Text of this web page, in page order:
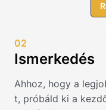
02
Ismerkedés
Ahhoz, hogy a
t, próbáld ki a